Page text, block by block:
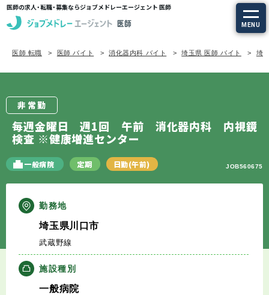
医師の求人・転職・募集ならジョブメドレーエージェント 医師
MENU
求人を探す
定期非常勤の求人
エージェントサービスTOP
サービスの流れ
キャリアアドバイザー紹介
医師 転職 医師 バイト 消化器内科 バイト 埼玉県 医師 バイト 埼
非常勤
毎週金曜日 週1回 午前 消化器内科 内視鏡
検査 ※健康増進センター
一般病院 定期 日勤(午前) JOB560675
勤務地
埼玉県川口市
武蔵野線
施設種別
一般病院